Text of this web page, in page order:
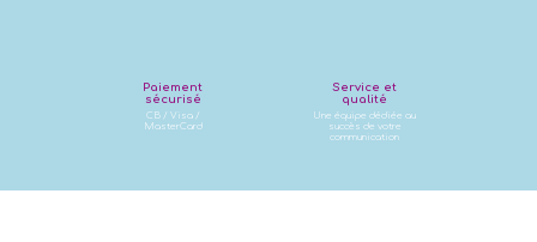
Paiement
sécurisé
CB / Visa /
MasterCard
Service et
qualité
Une équipe dédiée au
succès de votre
communication